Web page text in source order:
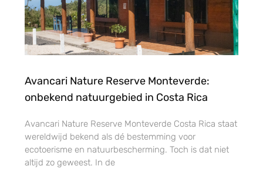
Avancari Nature Reserve Monteverde:
onbekend natuurgebied in Costa Rica
Avancari Nature Reserve Monteverde Costa Rica staat
wereldwijd bekend als dé bestemming voor
ecotoerisme en natuurbescherming. Toch is dat niet
altijd zo geweest. In de